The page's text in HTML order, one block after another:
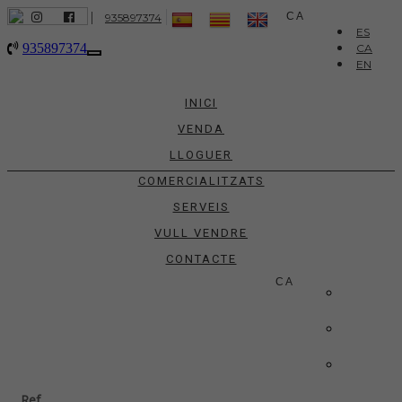
CA
ES
CA
EN
935897374
|
935897374
Toggle
INICI
VENDA
LLOGUER
COMERCIALITZATS
SERVEIS
VULL VENDRE
CONTACTE
CA